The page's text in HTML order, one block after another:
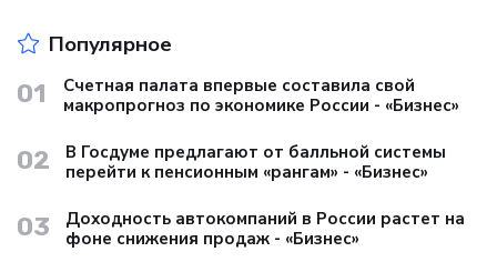
Популярное
01
Счетная палата впервые составила свой
макропрогноз по экономике России - «Бизнес»
02
В Госдуме предлагают от балльной системы
перейти к пенсионным «рангам» - «Бизнес»
03
Доходность автокомпаний в России растет на
фоне снижения продаж - «Бизнес»